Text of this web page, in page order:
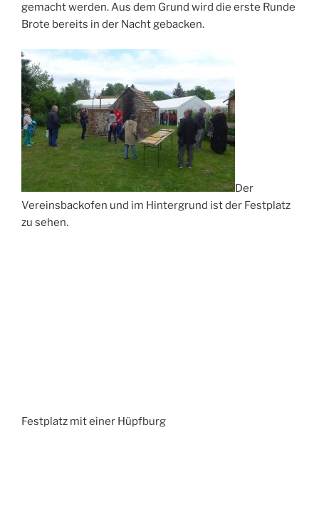
gemacht werden. Aus dem Grund wird die erste Runde
Brote bereits in der Nacht gebacken.
Der
Vereinsbackofen und im Hintergrund ist der Festplatz
zu sehen.
Festplatz mit einer Hüpfburg